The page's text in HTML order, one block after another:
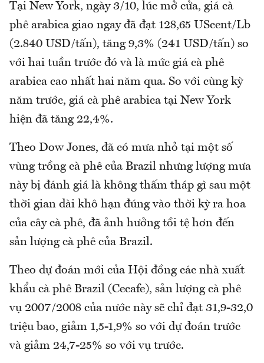
Tại New York, ngày 3/10, lúc mở cửa, giá cà
phê arabica giao ngay đã đạt 128,65 UScent/Lb
(2.840 USD/tấn), tăng 9,3% (241 USD/tấn) so
với hai tuần trước đó và là mức giá cà phê
arabica cao nhất hai năm qua. So với cùng kỳ
năm trước, giá cà phê arabica tại New York
hiện đã tăng 22,4%.
Theo Dow Jones, đã có mưa nhỏ tại một số
vùng trồng cà phê của Brazil nhưng lượng mưa
này bị đánh giá là không thấm tháp gì sau một
thời gian dài khô hạn đúng vào thời kỳ ra hoa
của cây cà phê, đã ảnh hưởng tồi tệ hơn đến
sản lượng cà phê của Brazil.
Theo dự đoán mới của Hội đồng các nhà xuất
khẩu cà phê Brazil (Cecafe), sản lượng cà phê
vụ 2007/2008 của nước này sẽ chỉ đạt 31,9-32,0
triệu bao, giảm 1,5-1,9% so với dự đoán trước
và giảm 24,7-25% so với vụ trước.